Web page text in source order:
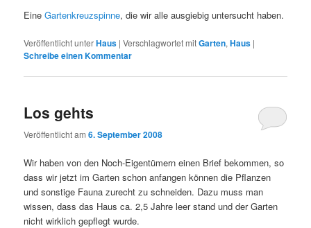
EineGartenkreuzspinne, die wir alle ausgiebig untersucht haben.
Veröffentlicht unterHaus |Verschlagwortet mitGarten,Haus |
Schreibe einen Kommentar
Los gehts
Veröffentlicht am6. September 2008
Wir haben von den Noch-Eigentümern einen Brief bekommen, so
dass wir jetzt im Garten schon anfangen können die Pflanzen
und sonstige Fauna zurecht zu schneiden. Dazu muss man
wissen, dass das Haus ca. 2,5 Jahre leer stand und der Garten
nicht wirklich gepflegt wurde.